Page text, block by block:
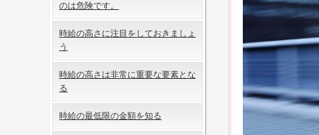
のは危険です。
時給の高さに注目をしておきましょ
う
時給の高さは非常に重要な要素とな
る
時給の最低限の金額を知る